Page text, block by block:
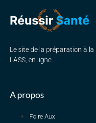
Le site de la préparation à la
LASS, en ligne.
A propos
Foire Aux